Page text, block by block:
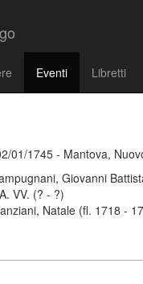
Eventi Libretti
01/1745 - Mantova,
Giovanni
VV. (? - ?)
Natale (fl. 1718 -